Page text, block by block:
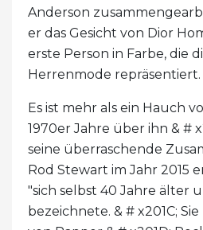
Anderson
er das Gesicht von Dior
erste Person in Farbe, die
Herrenmode repräsentiert.
Es ist mehr als ein Hauch
1970er Jahre über ihn & #
seine überraschende
Rod Stewart im Jahr 2015
"sich selbst 40 Jahre älter
bezeichnete. & # x201C;